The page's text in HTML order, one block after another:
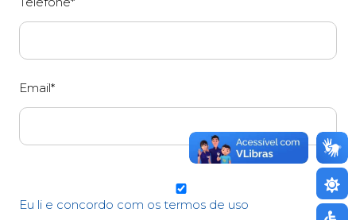
Email*
Eu li e concordo com os termos de uso